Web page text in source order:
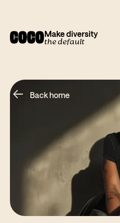
Make diversity
the default
← Back home